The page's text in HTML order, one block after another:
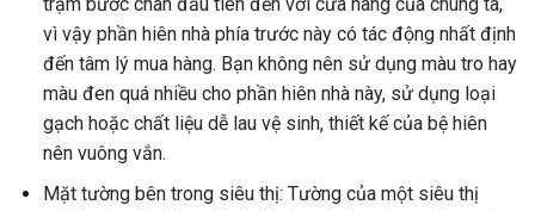
vì vậy phần hiên nhà phía trước này có tác động nhất định
đến tâm lý mua hàng. Bạn không nên sử dụng màu tro hay
màu đen quá nhiều cho phần hiên nhà này, sử dụng loại
gạch hoặc chất liệu dễ lau vệ sinh, thiết kế của bệ hiên
nên vuông vắn.
Mặt tường bên trong siêu thị: Tường của một siêu thị